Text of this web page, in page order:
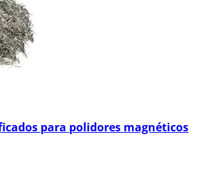
para polidores magnéticos